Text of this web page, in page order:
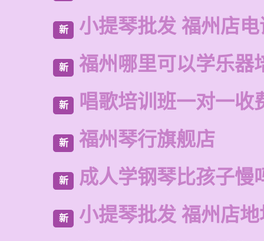
新 小提琴批发 福州店
新 福州哪里可以学乐器
新 唱歌培训班一对一收
新 福州琴行旗舰店
新 成人学钢琴比孩子慢
新 小提琴批发 福州店